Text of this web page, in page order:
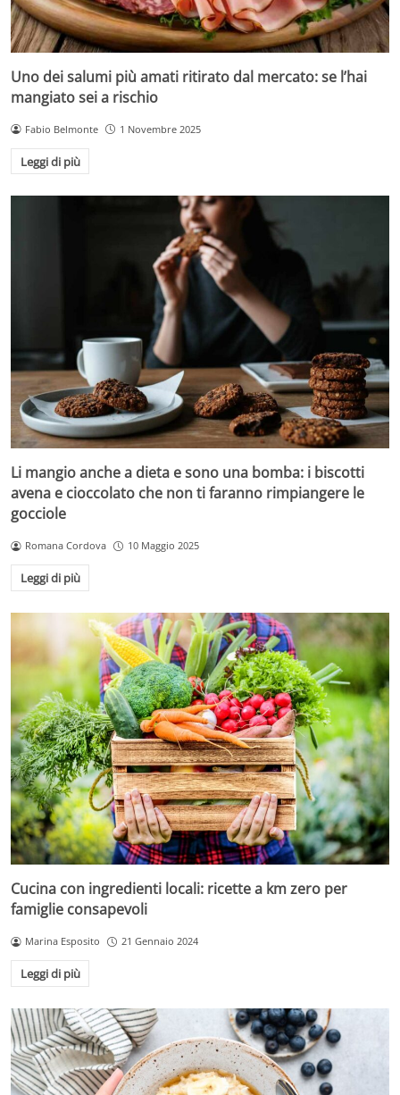
Uno dei salumi più amati ritirato dal mercato: se l’hai
mangiato sei a rischio
Fabio Belmonte 1 Novembre 2025
Leggi di più
Li mangio anche a dieta e sono una bomba: i biscotti
avena e cioccolato che non ti faranno rimpiangere le
gocciole
Romana Cordova 10 Maggio 2025
Leggi di più
Cucina con ingredienti locali: ricette a km zero per
famiglie consapevoli
Marina Esposito 21 Gennaio 2024
Leggi di più